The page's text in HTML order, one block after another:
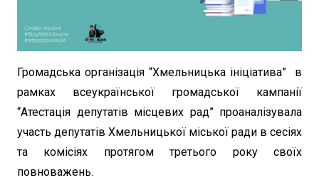
Громадська організація “Хмельницька ініціатива” в
рамках всеукраїнської громадської кампанії
“Атестація депутатів місцевих рад” проаналізувала
участь депутатів Хмельницької міської ради в сесіях
та комісіях протягом третього року своїх
повноважень.